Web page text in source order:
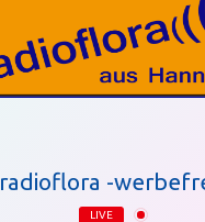
radioflora -
LIVE